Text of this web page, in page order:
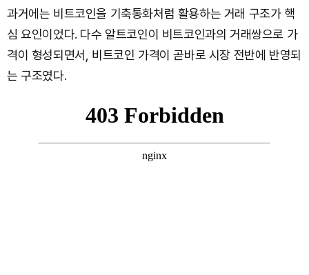
과거에는 비트코인을 기축통화처럼 활용하는 거래 구조가 핵
심 요인이었다. 다수 알트코인이 비트코인과의 거래쌍으로 가
격이 형성되면서, 비트코인 가격이 곧바로 시장 전반에 반영되
는 구조였다.